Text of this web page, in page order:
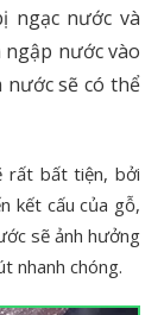
ngạc nước và
nước vào
nước sẽ có thể
rất bất tiện, bởi
kết cấu của gỗ,
sẽ ảnh hưởng
nhanh chóng.